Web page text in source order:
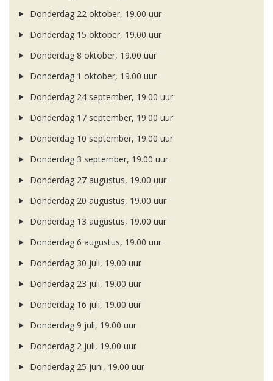
Donderdag 22 oktober, 19.00 uur
Donderdag 15 oktober, 19.00 uur
Donderdag 8 oktober, 19.00 uur
Donderdag 1 oktober, 19.00 uur
Donderdag 24 september, 19.00 uur
Donderdag 17 september, 19.00 uur
Donderdag 10 september, 19.00 uur
Donderdag 3 september, 19.00 uur
Donderdag 27 augustus, 19.00 uur
Donderdag 20 augustus, 19.00 uur
Donderdag 13 augustus, 19.00 uur
Donderdag 6 augustus, 19.00 uur
Donderdag 30 juli, 19.00 uur
Donderdag 23 juli, 19.00 uur
Donderdag 16 juli, 19.00 uur
Donderdag 9 juli, 19.00 uur
Donderdag 2 juli, 19.00 uur
Donderdag 25 juni, 19.00 uur